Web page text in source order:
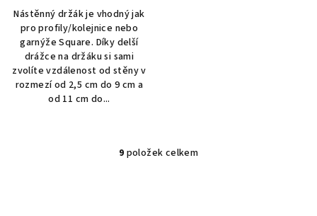
Nástěnný držák je vhodný jak
pro profily/kolejnice nebo
garnýže Square. Díky delší
drážce na držáku si sami
zvolíte vzdálenost od stěny v
rozmezí od 2,5 cm do 9 cm a
od 11 cm do...
O
9 položek celkem